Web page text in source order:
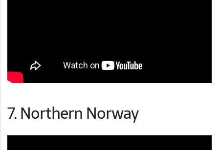
7. Northern Norway